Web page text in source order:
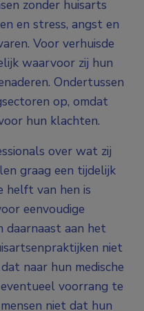
zonder huisarts
en stress, angst en
Voor verhuisde
waarvoor zij hun
Ondertussen
op, omdat
hun klachten.
over wat zij
graag een tijdelijk
helft van hen is
eenvoudige
daarnaast aan het
niet
naar hun medische
voorrang te
niet dat hun